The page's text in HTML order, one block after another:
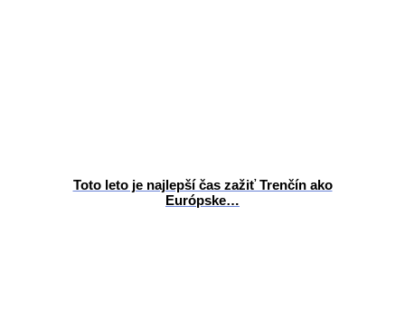
Toto leto je najlepší čas zažiť Trenčín ako
Európske…